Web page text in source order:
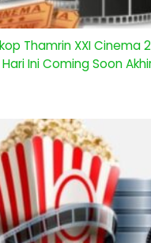
Thamrin XXI Cinema
Ini Coming Soon